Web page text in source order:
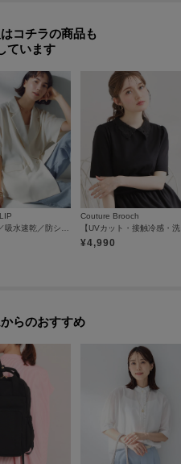
ク！
コチラの商品も
ています
Couture Brooch
¥4,990
らのおすすめ